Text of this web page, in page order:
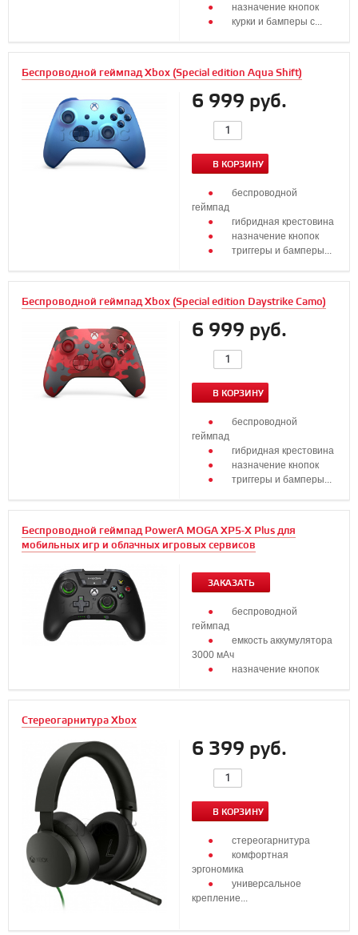
назначение кнопок
курки и бамперы с...
Беспроводной геймпад Xbox (Special edition Aqua Shift)
6 999 руб.
В КОРЗИНУ
беспроводной
геймпад
гибридная крестовина
назначение кнопок
триггеры и бамперы...
Беспроводной геймпад Xbox (Special edition Daystrike Camo)
6 999 руб.
В КОРЗИНУ
беспроводной
геймпад
гибридная крестовина
назначение кнопок
триггеры и бамперы...
Беспроводной геймпад PowerA MOGA XP5-X Plus для
мобильных игр и облачных игровых сервисов
ЗАКАЗАТЬ
беспроводной
геймпад
емкость аккумулятора
3000 мАч
назначение кнопок
Стереогарнитура Xbox
6 399 руб.
В КОРЗИНУ
стереогарнитура
комфортная
эргономика
универсальное
крепление...